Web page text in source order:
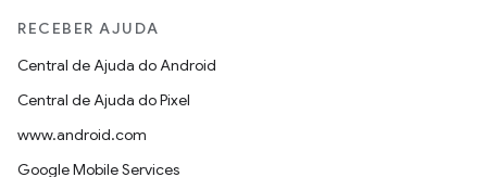
RECEBER AJUDA
Central de Ajuda do Android
Central de Ajuda do Pixel
www.android.com
Google Mobile Services